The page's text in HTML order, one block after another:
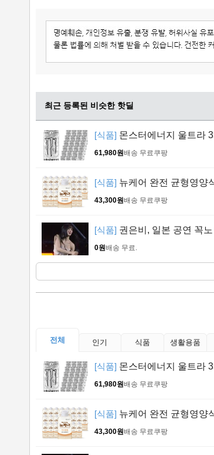
최근 등록된 비슷한 핫딜
[식품] 몬스터에너지 울트라
61,980원배송 무료 쿠팡
[식품] 뉴케어 완전 균형영양
43,300원배송 무료 쿠팡
[식품] 권은비, 일본 공연 꼭
0원배송 무료
전체 인기 식품 생활용품
[식품] 몬스터에너지 울트라
61,980원배송 무료 쿠팡
[식품] 뉴케어 완전 균형영양
43,300원배송 무료 쿠팡